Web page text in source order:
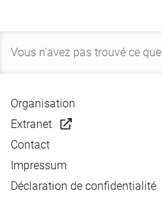
Organisation
Extranet
Contact
Impressum
Déclaration de confidentialité